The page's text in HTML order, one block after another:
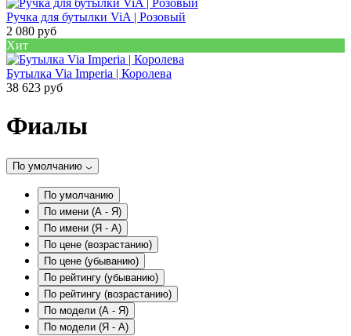
Ручка для бутылки ViA | Розовый
2 080 руб
Хит
Бутылка Via Imperia | Королева
38 623 руб
Фиалы
По умолчанию
По умолчанию
По имени (A - Я)
По имени (Я - A)
По цене (возрастанию)
По цене (убыванию)
По рейтингу (убыванию)
По рейтингу (возрастанию)
По модели (A - Я)
По модели (Я - A)